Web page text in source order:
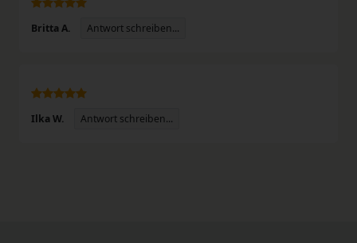
Britta A. Antwort schreiben...
Ilka W. Antwort schreiben...